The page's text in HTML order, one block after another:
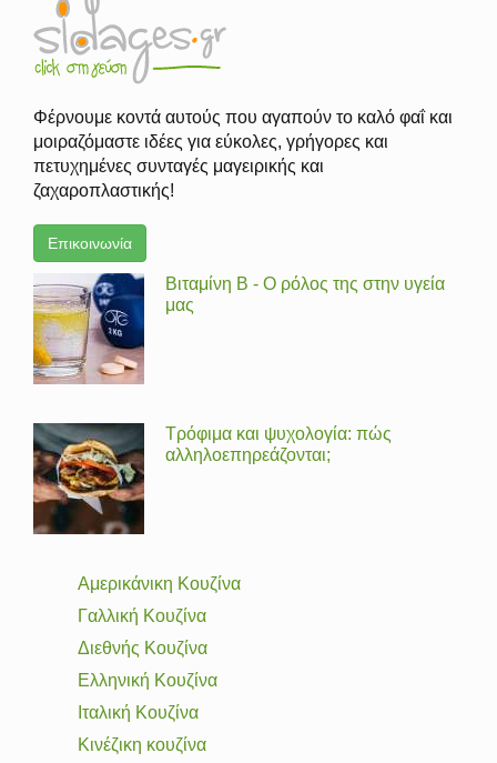
Φέρνουμε κοντά αυτούς που αγαπούν το καλό φαΐ και
μοιραζόμαστε ιδέες για εύκολες, γρήγορες και
πετυχημένες συνταγές μαγειρικής και
ζαχαροπλαστικής!
Επικοινωνία
Βιταμίνη Β - Ο ρόλος της στην υγεία
μας
Τρόφιμα και ψυχολογία: πώς
αλληλοεπηρεάζονται;
Αμερικάνικη Κουζίνα
Γαλλική Κουζίνα
Διεθνής Κουζίνα
Ελληνική Κουζίνα
Ιταλική Κουζίνα
Κινέζικη κουζίνα